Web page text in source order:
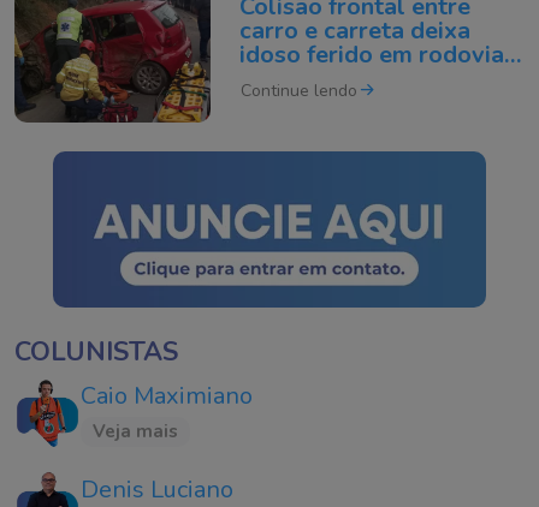
carro e carreta deixa
idoso ferido em rodovia
de SC
Continue lendo
COLUNISTAS
Caio Maximiano
Veja mais
Denis Luciano